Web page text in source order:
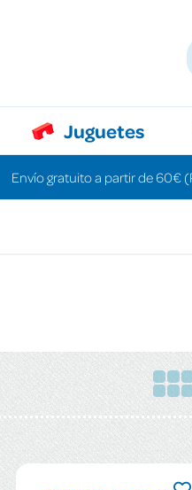
Juguetes
Envío gratuito a partir de 60€